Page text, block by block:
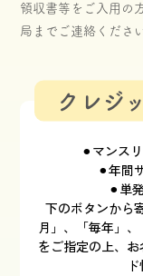
領収書等をご入用の
局までご連絡くださ
クレジ
⚫︎マンス
⚫︎年間
⚫︎単
下のボタンから
月」、「毎年」
をご指定の上、